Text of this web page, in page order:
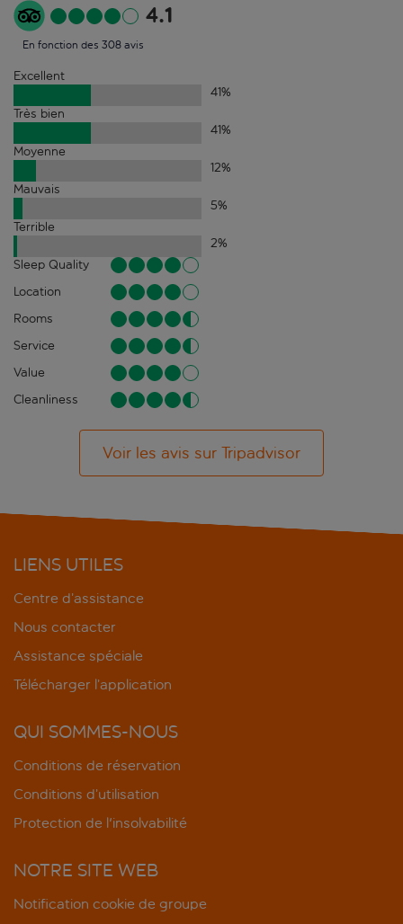
4.1
En fonction des 308 avis
Excellent
41%
Très bien
41%
Moyenne
12%
Mauvais
5%
Terrible
2%
Sleep Quality
Location
Rooms
Service
Value
Cleanliness
Voir les avis sur Tripadvisor
LIENS UTILES
Centre d’assistance
Nous contacter
Assistance spéciale
Télécharger l’application
QUI SOMMES-NOUS
Conditions de réservation
Conditions d’utilisation
Protection de l'insolvabilité
NOTRE SITE WEB
Notification cookie de groupe